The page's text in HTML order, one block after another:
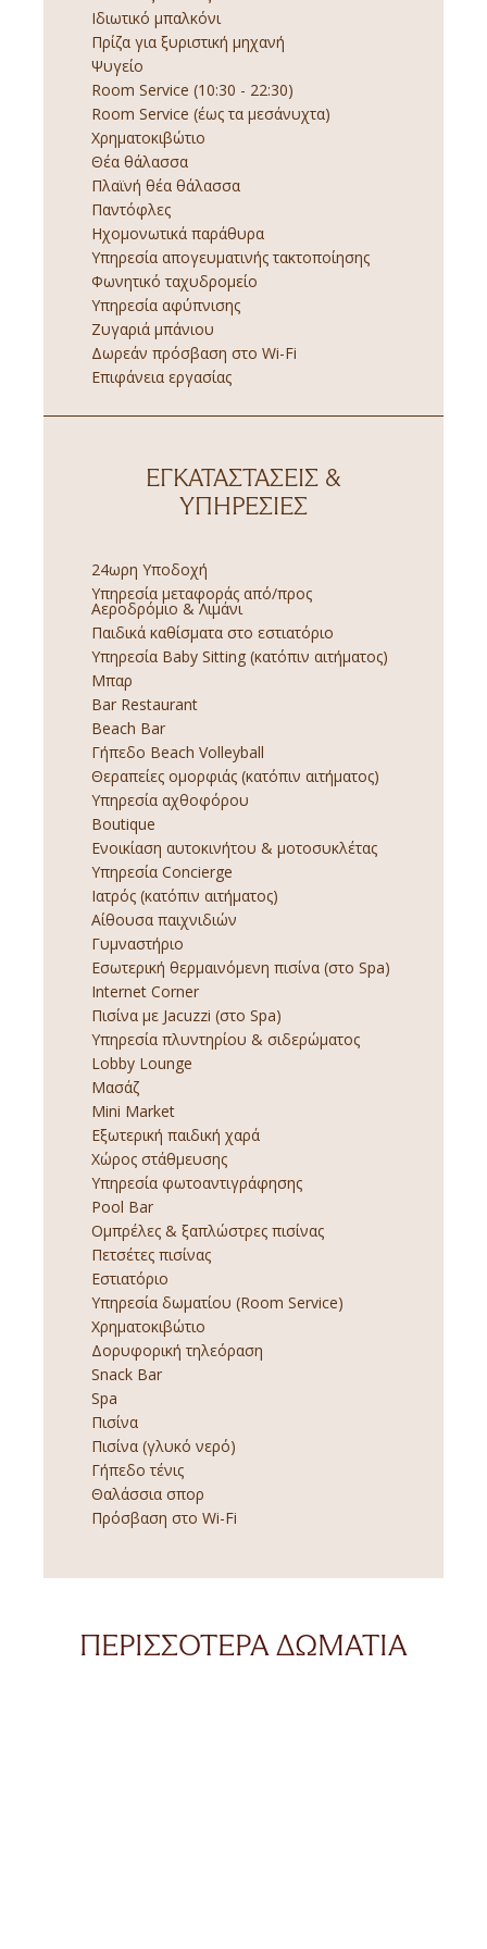
Ιδιωτικό μπαλκόνι
Πρίζα για ξυριστική μηχανή
Ψυγείο
Room Service (10:30 - 22:30)
Room Service (έως τα μεσάνυχτα)
Χρηματοκιβώτιο
Θέα θάλασσα
Πλαϊνή θέα θάλασσα
Παντόφλες
Ηχομονωτικά παράθυρα
Υπηρεσία απογευματινής τακτοποίησης
Φωνητικό ταχυδρομείο
Υπηρεσία αφύπνισης
Ζυγαριά μπάνιου
Δωρεάν πρόσβαση στο Wi-Fi
Επιφάνεια εργασίας
ΕΓΚΑΤΑΣΤΆΣΕΙΣ &
ΥΠΗΡΕΣΊΕΣ
24ωρη Υποδοχή
Υπηρεσία μεταφοράς από/προς
Αεροδρόμιο & Λιμάνι
Παιδικά καθίσματα στο εστιατόριο
Υπηρεσία Baby Sitting (κατόπιν αιτήματος)
Μπαρ
Bar Restaurant
Beach Bar
Γήπεδο Beach Volleyball
Θεραπείες ομορφιάς (κατόπιν αιτήματος)
Υπηρεσία αχθοφόρου
Boutique
Ενοικίαση αυτοκινήτου & μοτοσυκλέτας
Υπηρεσία Concierge
Ιατρός (κατόπιν αιτήματος)
Αίθουσα παιχνιδιών
Γυμναστήριο
Εσωτερική θερμαινόμενη πισίνα (στο Spa)
Internet Corner
Πισίνα με Jacuzzi (στο Spa)
Υπηρεσία πλυντηρίου & σιδερώματος
Lobby Lounge
Μασάζ
Mini Market
Εξωτερική παιδική χαρά
Χώρος στάθμευσης
Υπηρεσία φωτοαντιγράφησης
Pool Bar
Ομπρέλες & ξαπλώστρες πισίνας
Πετσέτες πισίνας
Εστιατόριο
Υπηρεσία δωματίου (Room Service)
Χρηματοκιβώτιο
Δορυφορική τηλεόραση
Snack Bar
Spa
Πισίνα
Πισίνα (γλυκό νερό)
Γήπεδο τένις
Θαλάσσια σπορ
Πρόσβαση στο Wi-Fi
ΠΕΡΙΣΣΌΤΕΡΑ ΔΩΜΆΤΙΑ